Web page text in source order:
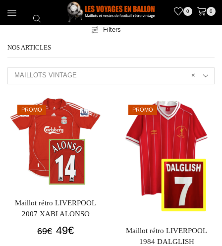
0 0
Filters
NOS ARTICLES
×
MAILLOTS VINTAGE
PROMO
Maillot rétro LIVERPOOL
2007 XABI ALONSO
69€ Le
49€Le
PROMO
Maillot rétro LIVERPOOL
1984 DALGLISH